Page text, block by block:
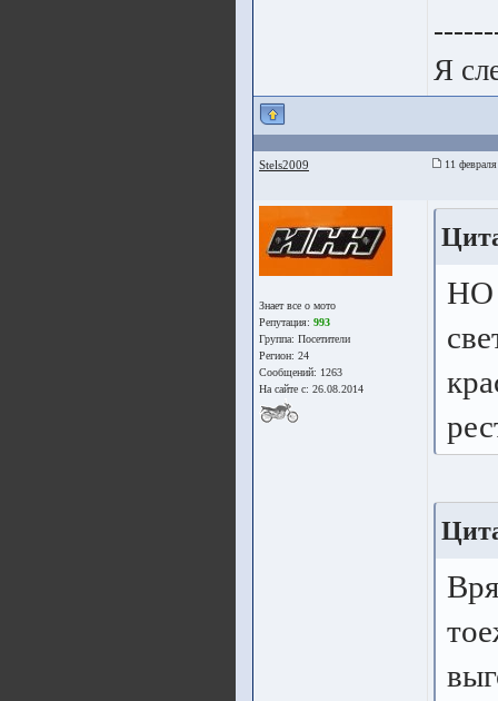
Я
Stels2009 11
Знает все о мото
Репутация: 993
Группа: Посетители
Регион: 24
Сообщений: 1263
На сайте с: 26.08.2014
НО